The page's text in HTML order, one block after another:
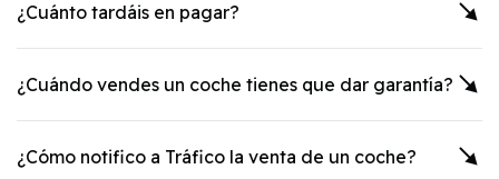
¿Cuánto tardáis en pagar?
¿Cuándo vendes un coche tienes que dar garantía?
¿Cómo notifico a Tráfico la venta de un coche?